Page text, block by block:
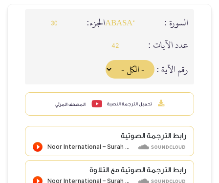
السورة : ‘ABASA الجزء: 30
عدد الآيات : 42
رقم الآية :
تحميل الترجمة النصية المصحف المرئي
رابط الترجمة الصوتية
رابط الترجمة الصوتية مع التلاوة